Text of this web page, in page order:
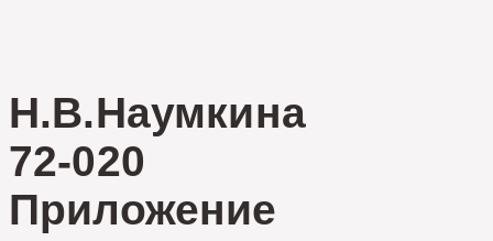
Н.В.Наумкина
72-020
Приложение